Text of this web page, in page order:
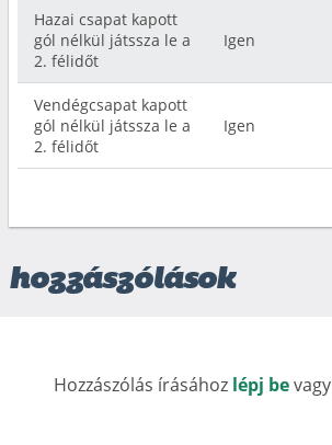
Hazai csapat kapott
gól nélkül játssza le a
2. félidőt
Igen
Vendégcsapat kapott
gól nélkül játssza le a
2. félidőt
Igen
hozzászólások
Hozzászólás írásához lépj bevagy